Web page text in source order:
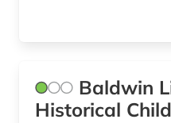
Baldwin
Historical